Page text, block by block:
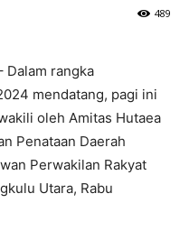
489
Dalam rangka
mendatang, pagi ini
oleh Amitas Hutaea
Penataan Daerah
Perwakilan Rakyat
Utara, Rabu